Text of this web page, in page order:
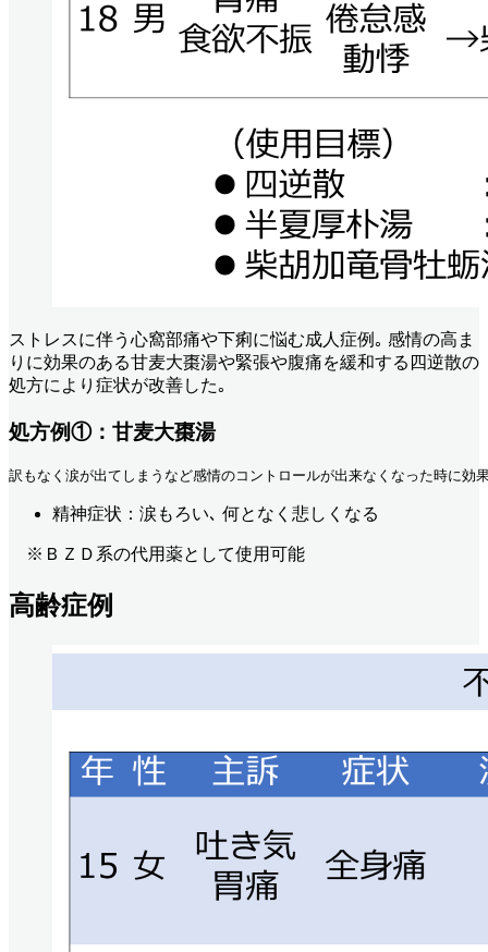
ストレスに伴う心窩部痛や下痢に悩む成人症例｡ 感情の高ま
りに効果のある甘麦大棗湯や緊張や腹痛を緩和する四逆散の
処方により症状が改善した｡
処方例①：甘麦大棗湯
訳もなく涙が出てしまうなど感情のコントロールが出来なくなった時に効
精神症状：涙もろい､ 何となく悲しくなる
※ＢＺＤ系の代用薬として使用可能
高齢症例